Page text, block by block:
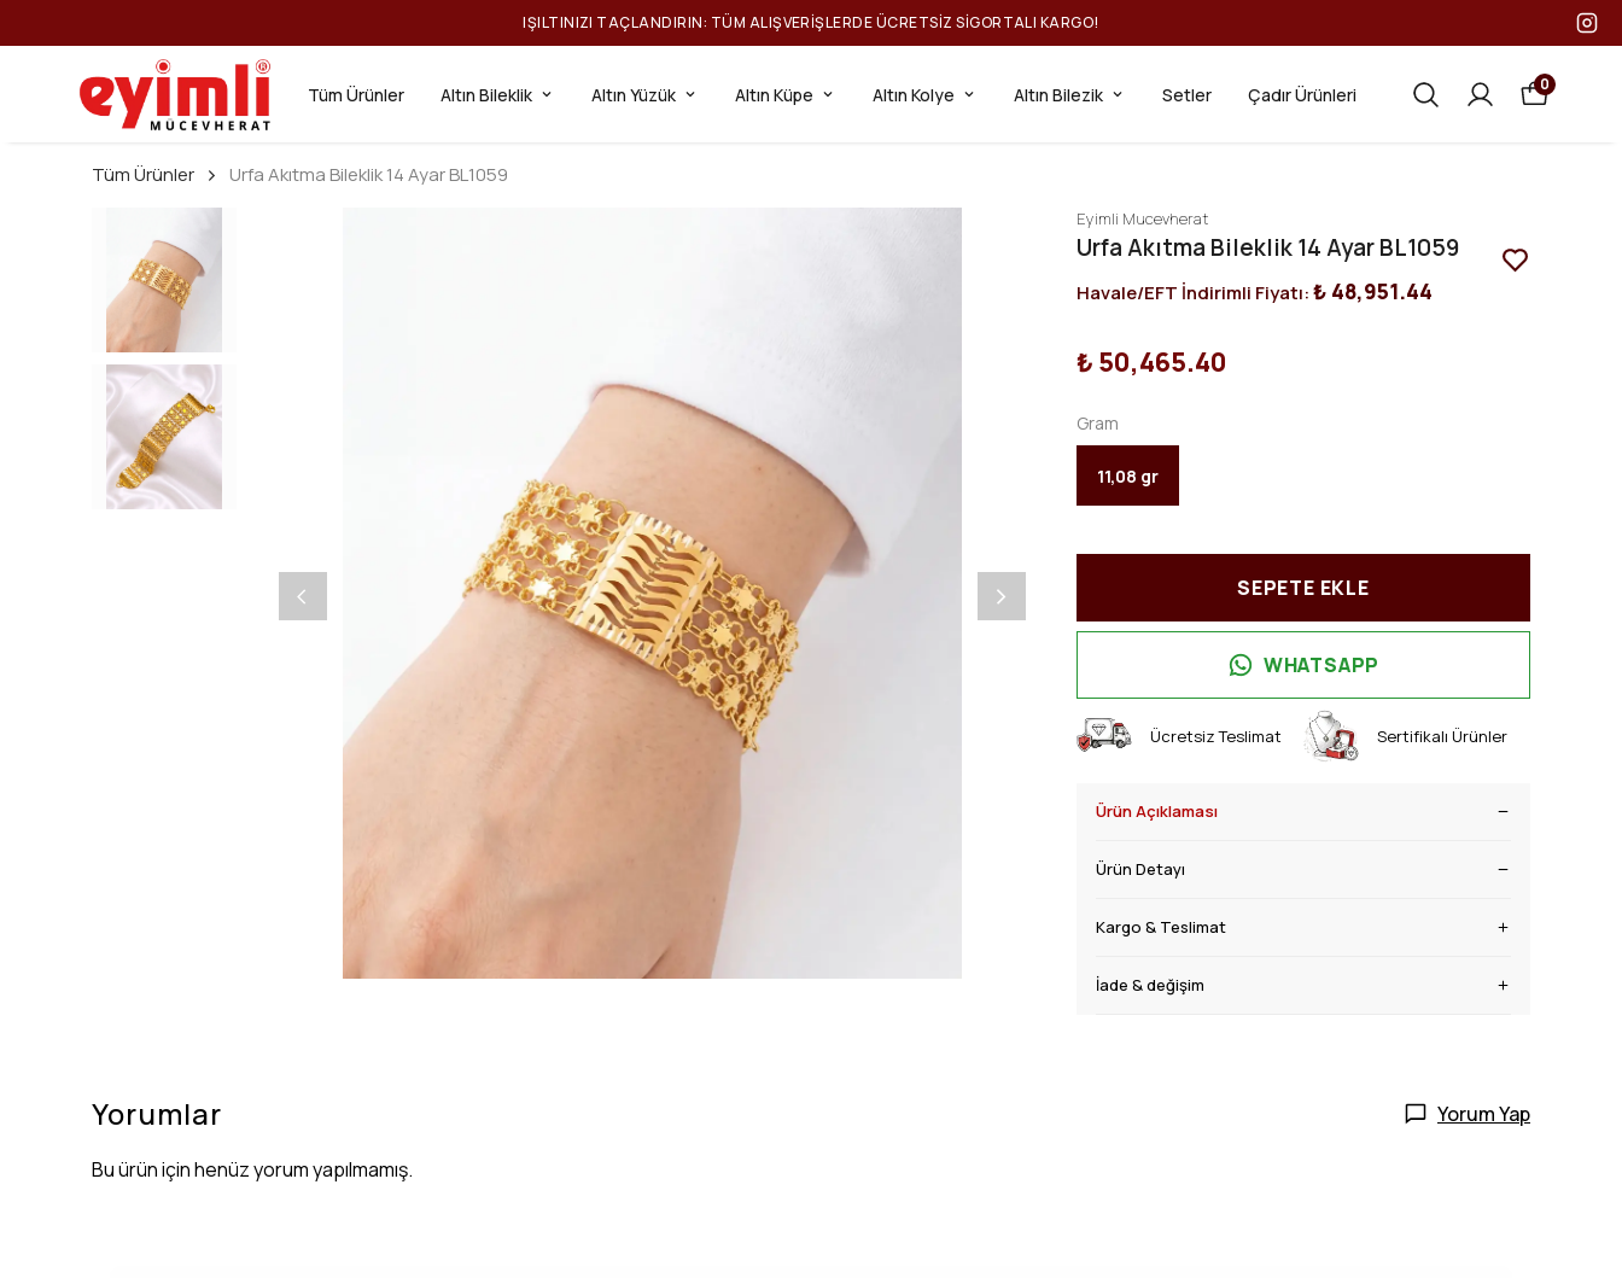
IŞILTINIZI TAÇLANDIRIN: TÜM ALIŞVERIŞLERDE ÜCRETSIZ SIGORTALI KARGO!
Tüm Ürünler Altın Bileklik Altın Yüzük Altın Küpe Altın Kolye Altın Bilezik Setler Çadır Ürünleri 0
Tüm Ürünler Urfa Akıtma Bileklik 14 Ayar BL1059
Eyimli Mucevherat
Urfa Akıtma Bileklik 14 Ayar BL1059
Havale/EFT İndirimli Fiyatı:₺ 48,951.44
₺ 50,465.40
Gram
11,08 gr
SEPETE EKLE
WHATSAPP
Ücretsiz Teslimat Sertifikalı Ürünler
Ürün Açıklaması
Ürün Detayı
Kargo & Teslimat
İade & değişim
Yorumlar Yorum Yap
Bu ürün için henüz yorum yapılmamış.